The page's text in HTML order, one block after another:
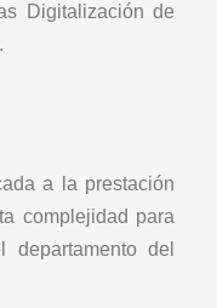
Digitalización de
a la prestación
complejidad para
del